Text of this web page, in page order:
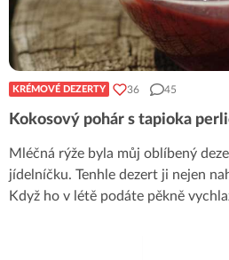
KRÉMOVÉ DEZERTY 36 45
Kokosový pohár s tapioka
Mléčná rýže byla můj oblíbený
jídelníčku. Tenhle dezert ji nejen
Když ho v létě podáte pěkně